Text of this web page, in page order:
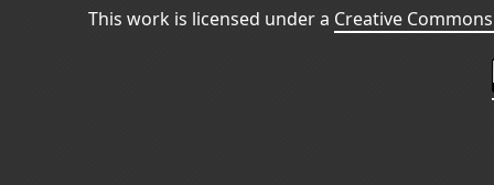
This work is licensed under a Creative